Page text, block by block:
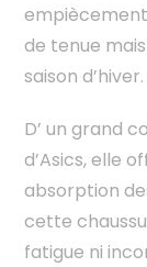
de tenue
saison d’hiver.
D’ un grand
d’Asics, elle
absorption
cette
fatigue ni